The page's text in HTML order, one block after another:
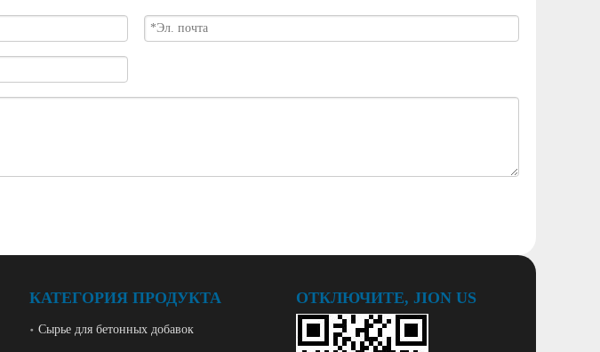
КАТЕГОРИЯ ПРОДУКТА
Сырье для бетонных добавок
ОТКЛЮЧИТЕ, JION US